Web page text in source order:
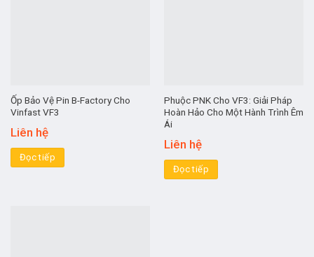
Ốp Bảo Vệ Pin B-Factory Cho
Vinfast VF3
Liên hệ
Đọc tiếp
Phuộc PNK Cho VF3: Giải Pháp
Hoàn Hảo Cho Một Hành Trình Êm
Ái
Liên hệ
Đọc tiếp